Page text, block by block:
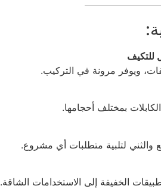
للتكيف
ويوفر مرونة في التركيب.
بمختلف أحجامها.
لتلبية متطلبات أي مشروع.
الخفيفة إلى الاستخدامات الشاقة.